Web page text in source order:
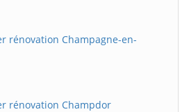
rénovation Champagne-en-
rénovation Champdor